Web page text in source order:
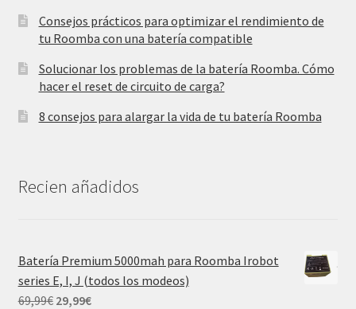
Consejos prácticos para optimizar el rendimiento de
tu Roomba con una batería compatible
Solucionar los problemas de la batería Roomba. Cómo
hacer el reset de circuito de carga?
8 consejos para alargar la vida de tu batería Roomba
Recien añadidos
Batería Premium 5000mah para Roomba Irobot
series E, I, J (todos los modeos)
69,99€ El
29,99€El